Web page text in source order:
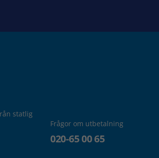
statlig
Frågor om utbetalning
020-65 00 65